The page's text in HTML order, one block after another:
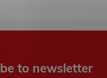
to newsletter